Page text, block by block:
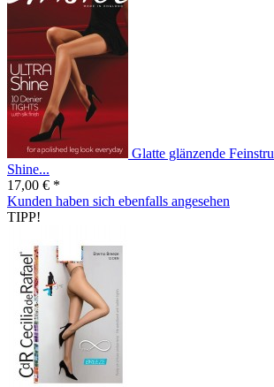
Glatte glänzende
Shine...
17,00 € *
Kunden haben sich ebenfalls angesehen
TIPP!